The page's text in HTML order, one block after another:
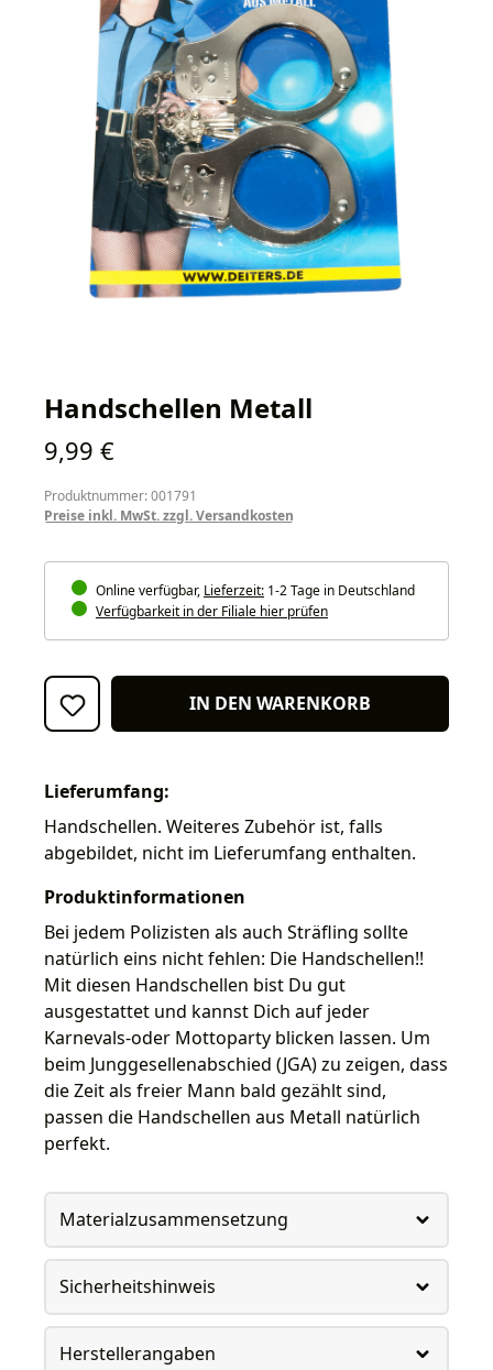
Handschellen Metall
Regulärer Preis:
9,99 €
Produktnummer: 001791
Preise inkl. MwSt. zzgl. Versandkosten
Online verfügbar, Lieferzeit: 1-2 Tage in Deutschland
Verfügbarkeit in der Filiale hier prüfen
IN DEN WARENKORB
Lieferumfang:
Handschellen. Weiteres Zubehör ist, falls
abgebildet, nicht im Lieferumfang enthalten.
Produktinformationen
Bei jedem Polizisten als auch Sträfling sollte
natürlich eins nicht fehlen: Die Handschellen!!
Mit diesen Handschellen bist Du gut
ausgestattet und kannst Dich auf jeder
Karnevals-oder Mottoparty blicken lassen. Um
beim Junggesellenabschied (JGA) zu zeigen, dass
die Zeit als freier Mann bald gezählt sind,
passen die Handschellen aus Metall natürlich
perfekt.
Materialzusammensetzung
Sicherheitshinweis
Herstellerangaben